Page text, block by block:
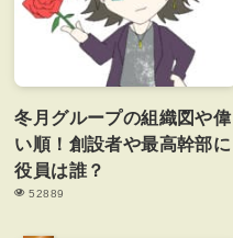
冬月グループの組織図や偉
い順！創設者や最高幹部に
役員は誰？
52889